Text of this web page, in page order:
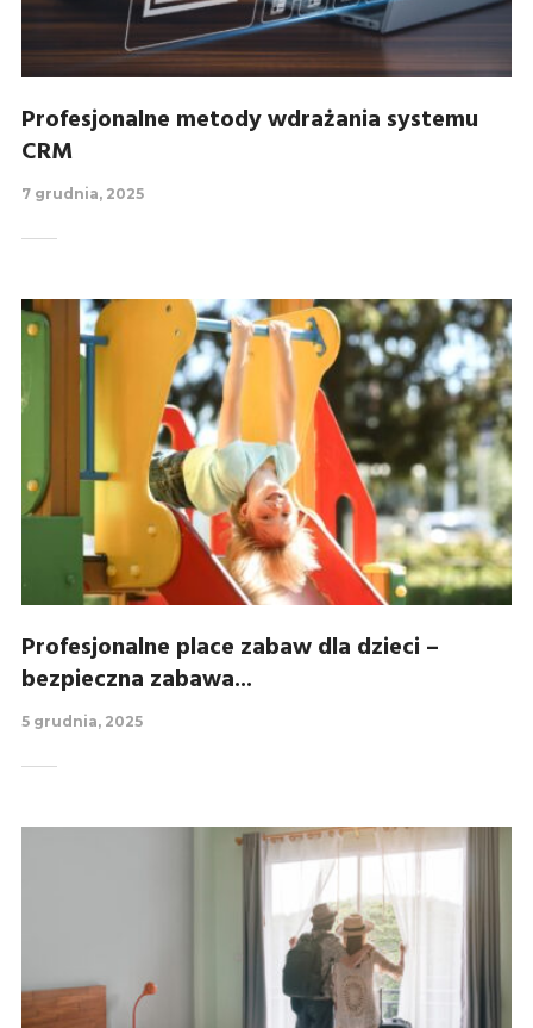
Profesjonalne metody wdrażania systemu
CRM
7 grudnia, 2025
Profesjonalne place zabaw dla dzieci –
bezpieczna zabawa...
5 grudnia, 2025